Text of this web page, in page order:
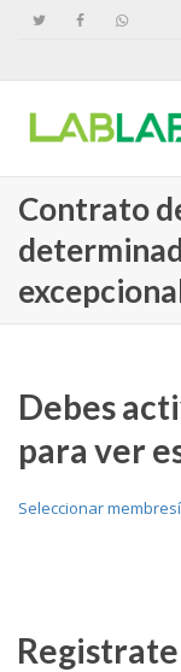
Contrato
Debes
para ver
Seleccionar